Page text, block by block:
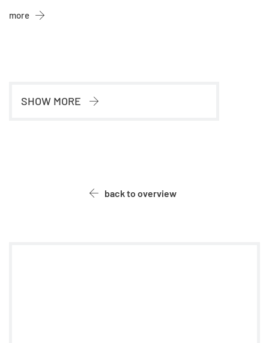
more
SHOW MORE
back to overview